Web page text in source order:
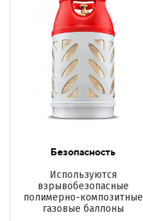
Безопасность
Используются
взрывобезопасные
полимерно-композитные
газовые баллоны